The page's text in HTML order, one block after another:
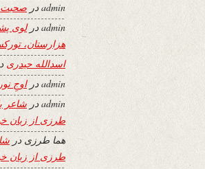
admin در صحبت
adminدرلوی
هزارستان،
اسدالله حیدری
adminدراوجِ نور
adminدر شاعر
طرزی از
هما طرزی در
طرزی از